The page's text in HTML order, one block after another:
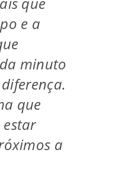
e a
minuto
que
a